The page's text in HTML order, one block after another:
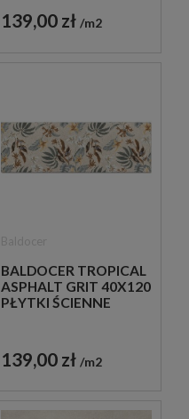
139,00 zł m2
BALDOCER TROPICAL
ASPHALT GRIT 40X120
PŁYTKI ŚCIENNE
139,00 zł m2